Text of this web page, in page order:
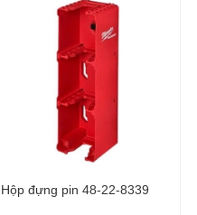
Hộp đựng pin 48-22-8339